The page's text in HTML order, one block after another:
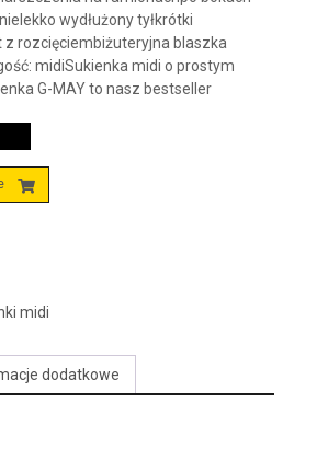
wydłużony tyłkrótki
z rozcięciembiżuteryjna blaszka
midiSukienka midi o prostym
G-MAY to nasz bestseller
midi
dodatkowe